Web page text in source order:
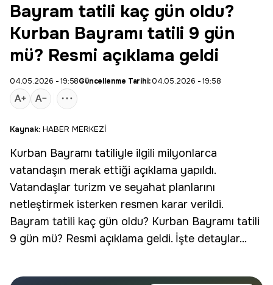
Bayram tatili kaç gün oldu?
Kurban Bayramı tatili 9 gün
mü? Resmi açıklama geldi
04.05.2026 - 19:58Güncellenme Tarihi:04.05.2026 - 19:58
Kaynak: HABER MERKEZİ
Kurban Bayramı tatiliyle ilgili milyonlarca
vatandaşın merak ettiği açıklama yapıldı.
Vatandaşlar turizm ve seyahat planlarını
netleştirmek isterken resmen karar verildi.
Bayram tatili kaç gün oldu? Kurban Bayramı tatili
9 gün mü? Resmi açıklama geldi. İşte detaylar...